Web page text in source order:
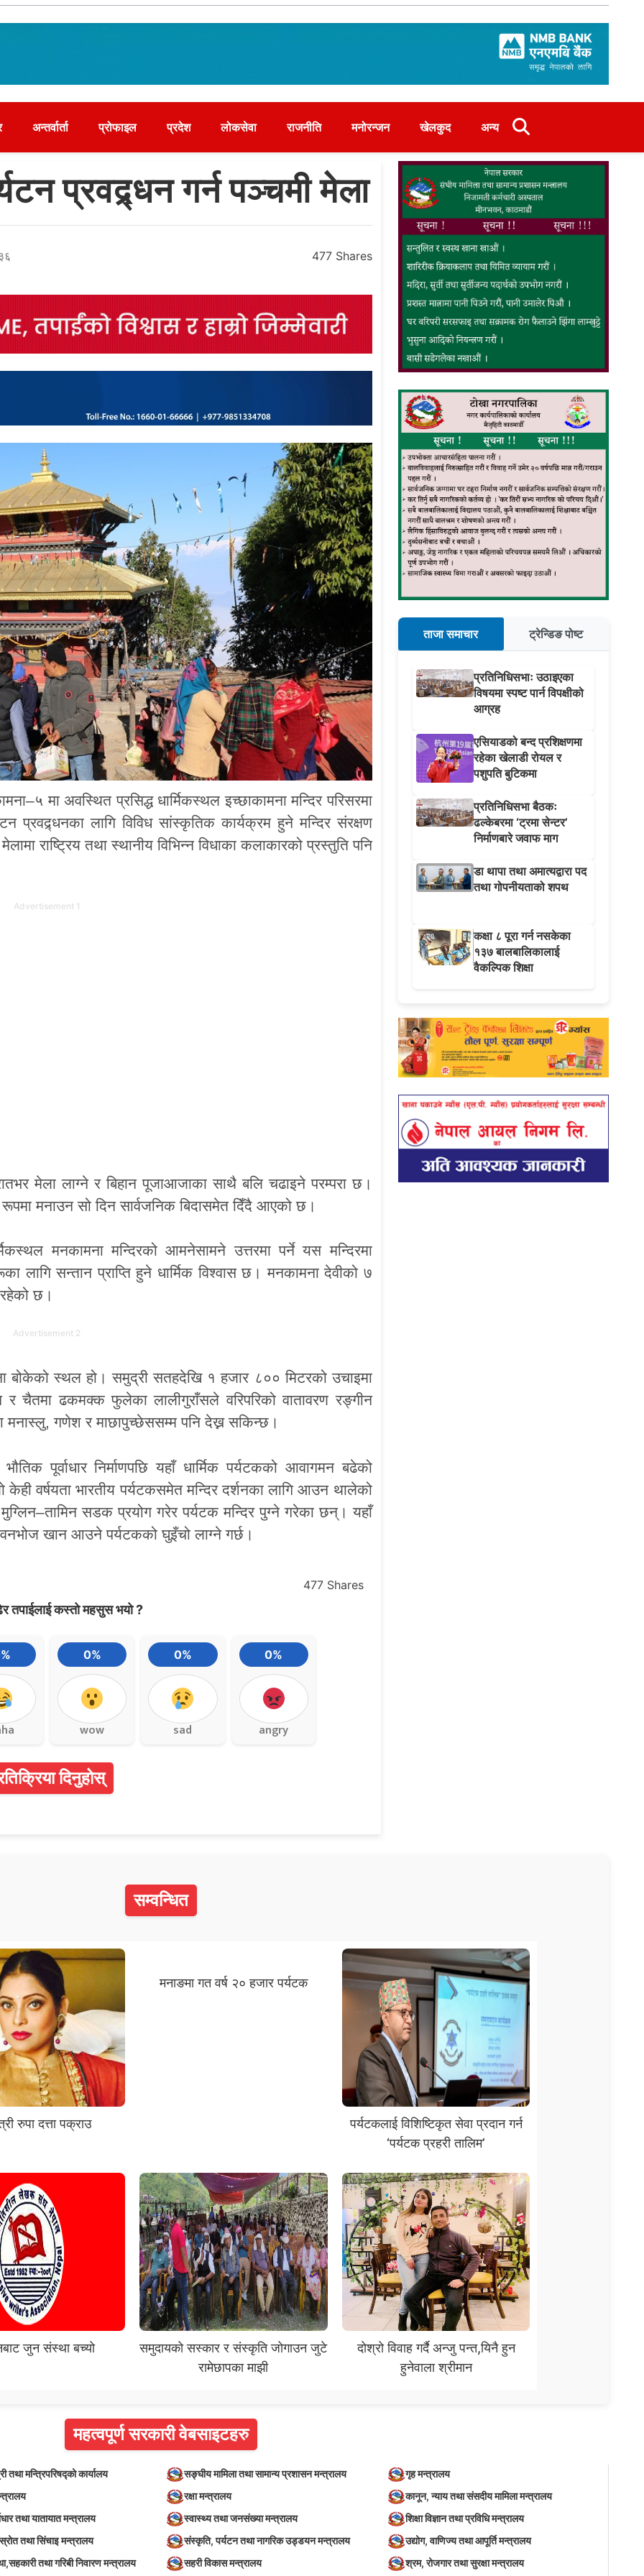
अन्तर्वार्ता प्रोफाइल प्रदेश लोकसेवा राजनीति मनोरन्जन खेलकुद अन्य
प्रवद्र्धन गर्न पञ्चमी मेला
477 Shares
मा अवस्थित प्रसिद्ध धार्मिकस्थल इच्छाकामना मन्दिर परिसरमा
लागि विविध सांस्कृतिक कार्यक्रम हुने मन्दिर संरक्षण
राष्ट्रिय तथा स्थानीय विभिन्न विधाका कलाकारको प्रस्तुति पनि
Advertisement 1
मेला लाग्ने र बिहान पूजाआजाका साथै बलि चढाइने परम्परा छ।
रूपमा मनाउन सो दिन सार्वजनिक बिदासमेत दिँदै आएको छ।
मनकामना मन्दिरको आमनेसामने उत्तरमा पर्ने यस मन्दिरमा
लागि सन्तान प्राप्ति हुने धार्मिक विश्वास छ। मनकामना देवीको ७
रहेको छ।
Advertisement 2
बोकेको स्थल हो। समुद्री सतहदेखि १ हजार ८०० मिटरको उचाइमा
चैतमा ढकमक्क फुलेका लालीगुराँसले वरिपरिको वातावरण रङ्गीन
मनास्लु, गणेश र माछापुच्छेससम्म पनि देख्न सकिन्छ।
पूर्वाधार निर्माणपछि यहाँ धार्मिक पर्यटकको आवागमन बढेको
केही वर्षयता भारतीय पर्यटकसमेत मन्दिर दर्शनका लागि आउन थालेको
सडक प्रयोग गरेर पर्यटक मन्दिर पुग्ने गरेका छन्। यहाँ
वनभोज खान आउने पर्यटकको घुइँचो लाग्ने गर्छ।
477 Shares
तपाईलाई कस्तो महसुस भयो ?
0%
wow
0%
sad
0%
angry
दिनुहोस्
ताजा समाचार ट्रेन्डिङ पोष्ट
प्रतिनिधिसभाः उठाइएका
विषयमा स्पष्ट पार्न विपक्षीको
आग्रह
एसियाडको बन्द प्रशिक्षणमा
रहेका खेलाडी रोयल र
पशुपति बुटिकमा
प्रतिनिधिसभा बैठकः
ढल्केबरमा ‘ट्रमा सेन्टर’
निर्माणबारे जवाफ माग
डा थापा तथा अमात्यद्वारा पद
तथा गोपनीयताको शपथ
कक्षा ८ पूरा गर्न नसकेका
१३७ बालबालिकालाई
वैकल्पिक शिक्षा
सम्वन्धित
रुपा दत्ता पक्राउ
मनाङमा गत वर्ष २० हजार पर्यटक
पर्यटकलाई विशिष्टिकृत सेवा प्रदान गर्न
‘पर्यटक प्रहरी तालिम’
जुन संस्था बच्यो
समुदायको सस्कार र संस्कृति जोगाउन जुटे
रामेछापका माझी
दोश्रो विवाह गर्दै अन्जु पन्त,यिनै हुन
हुनेवाला श्रीमान
महत्वपूर्ण सरकारी वेबसाइटहरु
तथा मन्त्रिपरिषद्को कार्यालय सङ्घीय मामिला तथा सामान्य प्रशासन मन्त्रालय
गृह मन्त्रालय
रक्षा मन्त्रालय
कानून, न्याय तथा संसदीय मामिला मन्त्रालय
तथा यातायात मन्त्रालय स्वास्थ्य तथा जनसंख्या मन्त्रालय
शिक्षा विज्ञान तथा प्रविधि मन्त्रालय
तथा सिंचाइ मन्त्रालय संस्कृति, पर्यटन तथा नागरिक उड्डयन मन्त्रालय
उद्योग, वाणिज्य तथा आपूर्ति मन्त्रालय
तथा गरिबी निवारण मन्त्रालय सहरी विकास मन्त्रालय श्रम, रोजगार तथा सुरक्षा मन्त्रालय